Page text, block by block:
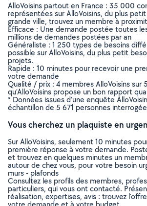
AlloVoisins partout en France : 35 000
représentées sur AlloVoisins, du plus
grande ville, trouvez un membre à
Efficace : Une demande postée toutes
millions de demandes postées par an
Généraliste : 1 250 types de besoins
possible sur AlloVoisins, du plus petit
projets.
Rapide : 10 minutes pour recevoir une
votre demande
Qualité / prix : 4 membres AlloVoisins sur
qu’AlloVoisins propose un bon rapport
* Données issues d’une enquête
échantillon de 5 671 personnes
Vous cherchez un plaquiste en
Sur AlloVoisins, seulement 10 minutes
première réponse à votre demande.
et trouvez en quelques minutes un
autour de chez vous, pour votre besoin
murs - plafonds
Consultez les profils des membres,
particuliers, qui vous ont contacté.
réalisation, expertises, avis : trouvez